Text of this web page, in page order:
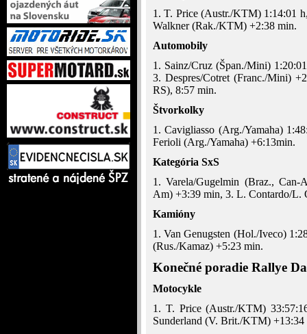
1. T. Price (Austr./KTM) 1:14:01
Walkner (Rak./KTM) +2:38 min.
Automobily
1. Sainz/Cruz (Špan./Mini)
3. Despres/Cotret (Franc./Mini)
RS), 8:57 min.
Štvorkolky
1. Cavigliasso (Arg./Yamaha)
Ferioli (Arg./Yamaha) +6:13min.
Kategória SxS
1. Varela/Gugelmin (Braz.,
Am) +3:39 min, 3. L. Contardo/L.
Kamióny
1. Van Genugsten (Hol./Iveco)
(Rus./Kamaz) +5:23 min.
Konečné poradie Rallye
Motocykle
1. T. Price (Austr./KTM)
Sunderland (V. Brit./KTM) +13:34